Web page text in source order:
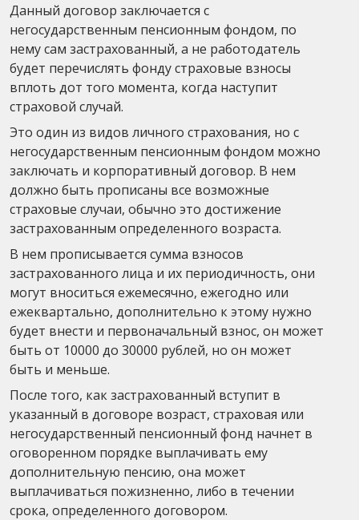
Данный договор заключается с
негосударственным пенсионным фондом, по
нему сам застрахованный, а не работодатель
будет перечислять фонду страховые взносы
вплоть дот того момента, когда наступит
страховой случай.
Это один из видов личного страхования, но с
негосударственным пенсионным фондом можно
заключать и корпоративный договор. В нем
должно быть прописаны все возможные
страховые случаи, обычно это достижение
застрахованным определенного возраста.
В нем прописывается сумма взносов
застрахованного лица и их периодичность, они
могут вноситься ежемесячно, ежегодно или
ежеквартально, дополнительно к этому нужно
будет внести и первоначальный взнос, он может
быть от 10000 до 30000 рублей, но он может
быть и меньше.
После того, как застрахованный вступит в
указанный в договоре возраст, страховая или
негосударственный пенсионный фонд начнет в
оговоренном порядке выплачивать ему
дополнительную пенсию, она может
выплачиваться пожизненно, либо в течении
срока, определенного договором.